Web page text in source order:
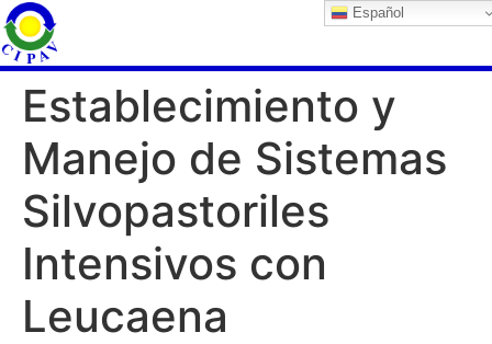
Establecimiento y
Manejo de Sistemas
Silvopastoriles
Intensivos con
Leucaena
Español